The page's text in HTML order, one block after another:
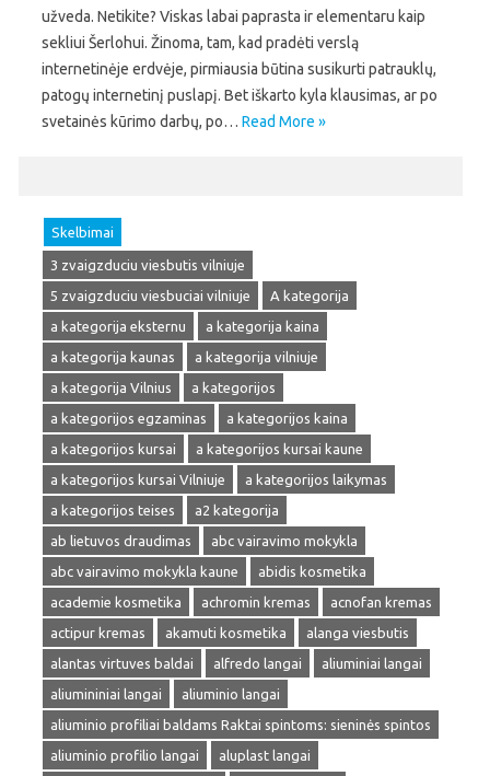
užveda. Netikite? Viskas labai paprasta ir elementaru kaip
sekliui Šerlohui. Žinoma, tam, kad pradėti verslą
internetinėje erdvėje, pirmiausia būtina susikurti patrauklų,
patogų internetinį puslapį. Bet iškarto kyla klausimas, ar po
svetainės kūrimo darbų, po… Read More »
Skelbimai
3 zvaigzduciu viesbutis vilniuje
5 zvaigzduciu viesbuciai vilniuje
A kategorija
a kategorija eksternu
a kategorija kaina
a kategorija kaunas
a kategorija vilniuje
a kategorija Vilnius
a kategorijos
a kategorijos egzaminas
a kategorijos kaina
a kategorijos kursai
a kategorijos kursai kaune
a kategorijos kursai Vilniuje
a kategorijos laikymas
a kategorijos teises
a2 kategorija
ab lietuvos draudimas
abc vairavimo mokykla
abc vairavimo mokykla kaune
abidis kosmetika
academie kosmetika
achromin kremas
acnofan kremas
actipur kremas
akamuti kosmetika
alanga viesbutis
alantas virtuves baldai
alfredo langai
aliuminiai langai
aliumininiai langai
aliuminio langai
aliuminio profiliai baldams Raktai spintoms: sieninės spintos
aliuminio profilio langai
aluplast langai